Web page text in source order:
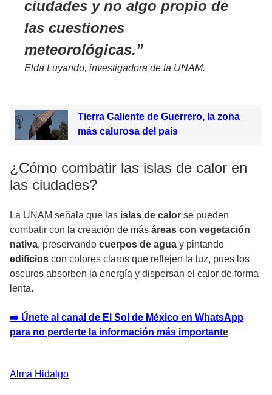
ciudades y no algo propio de
las cuestiones
meteorológicas.
Elda Luyando, investigadora de la UNAM.
Tierra Caliente de Guerrero, la zona
más calurosa del país
¿Cómo combatir las islas de calor en
las ciudades?
La UNAM señala que las islas de calor se pueden
combatir con la creación de más áreas con vegetación
nativa, preservando cuerpos de agua y pintando
edificios con colores claros que reflejen la luz, pues los
oscuros absorben la energía y dispersan el calor de forma
lenta.
➡️ Únete al canal de El Sol de México en WhatsApp
para no perderte la información más importante
Alma Hidalgo